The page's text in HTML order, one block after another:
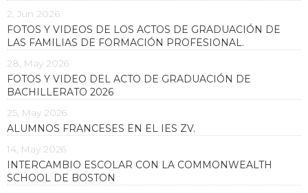
2, Jun 2026
FOTOS Y VIDEOS DE LOS ACTOS DE GRADUACIÓN DE
LAS FAMILIAS DE FORMACIÓN PROFESIONAL.
28, May 2026
FOTOS Y VIDEO DEL ACTO DE GRADUACIÓN DE
BACHILLERATO 2026
25, May 2026
ALUMNOS FRANCESES EN EL IES ZV.
14, May 2026
INTERCAMBIO ESCOLAR CON LA COMMONWEALTH
SCHOOL DE BOSTON